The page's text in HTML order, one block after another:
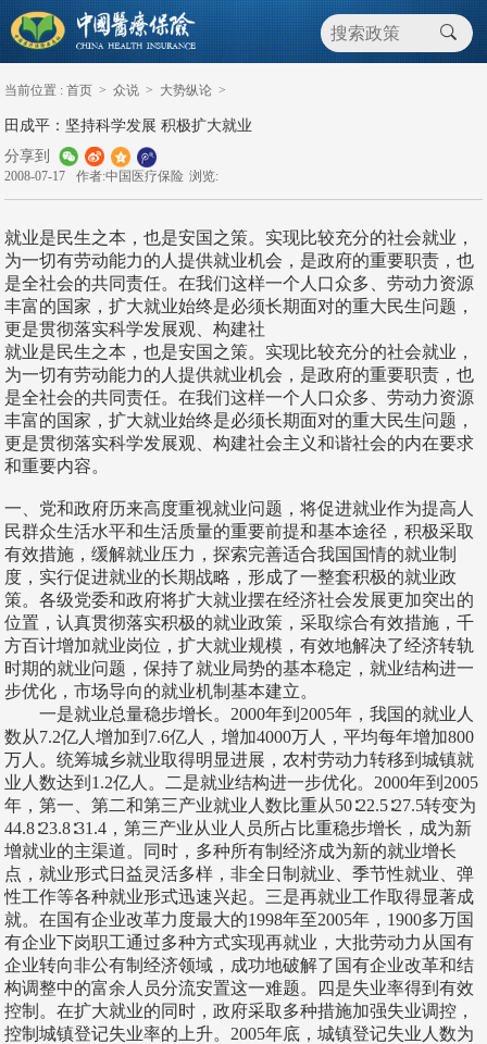
当前位置 : 首页 > 众说 > 大势纵论 >
田成平：坚持科学发展 积极扩大就业
分享到
2008-07-17 作者:中国医疗保险 浏览:
就业是民生之本，也是安国之策。实现比较充分的社会就业，
为一切有劳动能力的人提供就业机会，是政府的重要职责，也
是全社会的共同责任。在我们这样一个人口众多、劳动力资源
丰富的国家，扩大就业始终是必须长期面对的重大民生问题，
更是贯彻落实科学发展观、构建社
就业是民生之本，也是安国之策。实现比较充分的社会就业，
为一切有劳动能力的人提供就业机会，是政府的重要职责，也
是全社会的共同责任。在我们这样一个人口众多、劳动力资源
丰富的国家，扩大就业始终是必须长期面对的重大民生问题，
更是贯彻落实科学发展观、构建社会主义和谐社会的内在要求
和重要内容。
一、党和政府历来高度重视就业问题，将促进就业作为提高人
民群众生活水平和生活质量的重要前提和基本途径，积极采取
有效措施，缓解就业压力，探索完善适合我国国情的就业制
度，实行促进就业的长期战略，形成了一整套积极的就业政
策。各级党委和政府将扩大就业摆在经济社会发展更加突出的
位置，认真贯彻落实积极的就业政策，采取综合有效措施，千
方百计增加就业岗位，扩大就业规模，有效地解决了经济转轨
时期的就业问题，保持了就业局势的基本稳定，就业结构进一
步优化，市场导向的就业机制基本建立。
一是就业总量稳步增长。2000年到2005年，我国的就业人
数从7.2亿人增加到7.6亿人，增加4000万人，平均每年增加800
万人。统筹城乡就业取得明显进展，农村劳动力转移到城镇就
业人数达到1.2亿人。二是就业结构进一步优化。2000年到2005
年，第一、第二和第三产业就业人数比重从50∶22.5∶27.5转变为
44.8∶23.8∶31.4，第三产业从业人员所占比重稳步增长，成为新
增就业的主渠道。同时，多种所有制经济成为新的就业增长
点，就业形式日益灵活多样，非全日制就业、季节性就业、弹
性工作等各种就业形式迅速兴起。三是再就业工作取得显著成
就。在国有企业改革力度最大的1998年至2005年，1900多万国
有企业下岗职工通过多种方式实现再就业，大批劳动力从国有
企业转向非公有制经济领域，成功地破解了国有企业改革和结
构调整中的富余人员分流安置这一难题。四是失业率得到有效
控制。在扩大就业的同时，政府采取多种措施加强失业调控，
控制城镇登记失业率的上升。2005年底，城镇登记失业人数为